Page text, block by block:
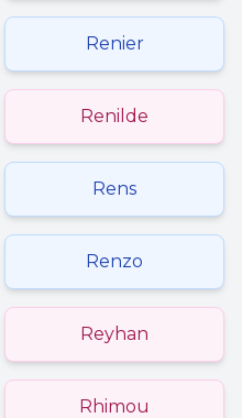
Renier
Renilde
Rens
Renzo
Reyhan
Rhimou